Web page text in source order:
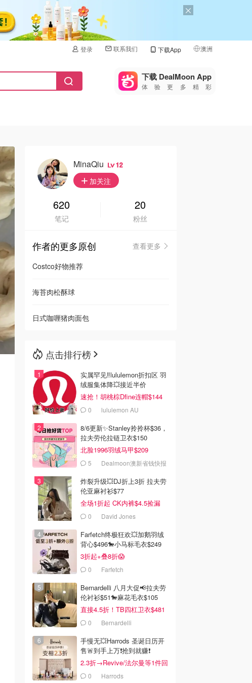
登录 联系我们 下载App 澳洲
🇺🇸
🇨🇳 中国
🇦🇺
🇳🇿新西兰
下载 DealMoon App
体验更多精彩
MinaQiu 12
加关注
620
笔记
20
粉丝
作者的更多原创
查看更多
Costco好物推荐
海苔肉松酥球
日式咖喱猪肉面包
点击排行榜
实属罕见‼️lululemon折扣区 羽
绒服集体降💥接近半价
速抢！胡桃棕Dfine连帽$144
0 lululemon AU
8/6更新✨Stanley拎拎杯$36，
拉夫劳伦拉链卫衣$150
北脸1996羽绒马甲$209
5 Dealmoon澳新省钱快报
炸裂升级💥DJ折上3折 拉夫劳
伦亚麻衬衫$77
全场1折起 CK内裤$4.5捡漏
0 David Jones
Farfetch终极狂欢💥加鹅羽绒
背心$496🐎小马标毛衣$249
3折起+叠8折😱
0 Farfetch
Bernardelli 八月大促📢拉夫劳
伦衬衫$51🐎麻花毛衣$105
直接4.5折！TB四杠卫衣$481
0 Bernardelli
手慢无💥Harrods 圣诞日历开
售🚨到手上万❗️抢到就赚❗️
2.3折→Revive/法尔曼等1件回
本！0 Harrods